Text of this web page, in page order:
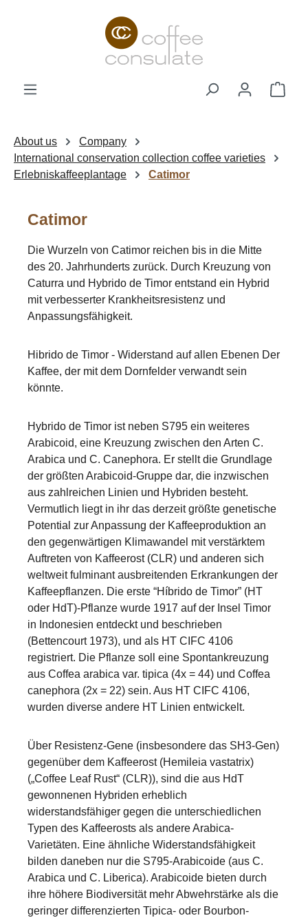
About us
Company
International conservation collection coffee varieties
Erlebniskaffeeplantage
Catimor
Catimor
Die Wurzeln von Catimor reichen bis in die Mitte
des 20. Jahrhunderts zurück. Durch Kreuzung von
Caturra und Hybrido de Timor entstand ein Hybrid
mit verbesserter Krankheitsresistenz und
Anpassungsfähigkeit.
Hibrido de Timor - Widerstand auf allen Ebenen Der
Kaffee, der mit dem Dornfelder verwandt sein
könnte.
Hybrido de Timor ist neben S795 ein weiteres
Arabicoid, eine Kreuzung zwischen den Arten C.
Arabica und C. Canephora. Er stellt die Grundlage
der größten Arabicoid-Gruppe dar, die inzwischen
aus zahlreichen Linien und Hybriden besteht.
Vermutlich liegt in ihr das derzeit größte genetische
Potential zur Anpassung der Kaffeeproduktion an
den gegenwärtigen Klimawandel mit verstärktem
Auftreten von Kaffeerost (CLR) und anderen sich
weltweit fulminant ausbreitenden Erkrankungen der
Kaffeepflanzen. Die erste “Híbrido de Timor” (HT
oder HdT)-Pflanze wurde 1917 auf der Insel Timor
in Indonesien entdeckt und beschrieben
(Bettencourt 1973), und als HT CIFC 4106
registriert. Die Pflanze soll eine Spontankreuzung
aus Coffea arabica var. tipica (4x = 44) und Coffea
canephora (2x = 22) sein. Aus HT CIFC 4106,
wurden diverse andere HT Linien entwickelt.
Über Resistenz-Gene (insbesondere das SH3-Gen)
gegenüber dem Kaffeerost (Hemileia vastatrix)
(„Coffee Leaf Rust“ (CLR)), sind die aus HdT
gewonnenen Hybriden erheblich
widerstandsfähiger gegen die unterschiedlichen
Typen des Kaffeerosts als andere Arabica-
Varietäten. Eine ähnliche Widerstandsfähigkeit
bilden daneben nur die S795-Arabicoide (aus C.
Arabica und C. Liberica). Arabicoide bieten durch
ihre höhere Biodiversität mehr Abwehrstärke als die
geringer differenzierten Tipica- oder Bourbon-